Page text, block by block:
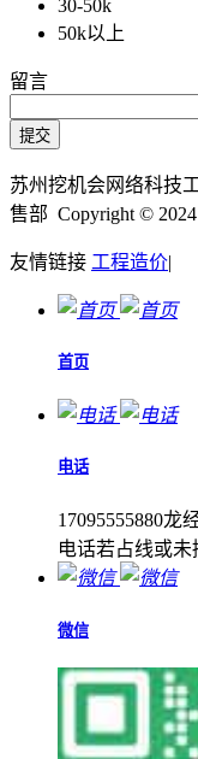
30-50k
50k以上
留言
苏州挖机会网络科技
售部 Copyright © 2024
友情链接 工程造价|
首页
电话
17095555880龙
电话若占线或
微信